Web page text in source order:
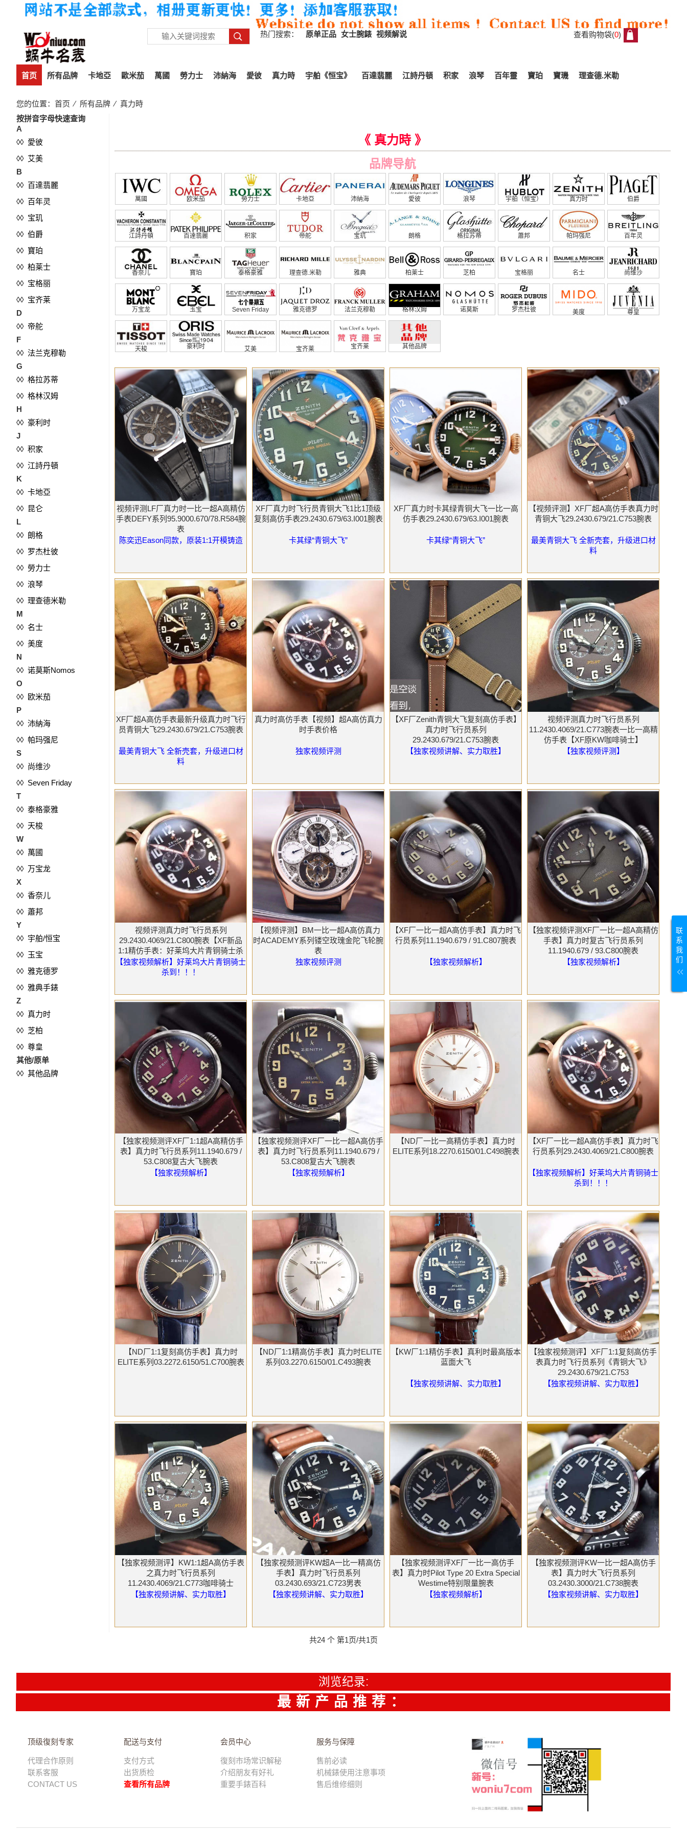
热门搜索： 原单正品 女士腕錶 视频解说 查看购物袋(0)
首页 所有品牌 卡地亞 歐米茄 萬國 勞力士 沛納海 愛彼 真力時 宇舶《恒宝》 百達翡麗 江詩丹頓 积家 浪琴 百年靈 寶珀 寶璣 理查德.米勒
您的位置： 首页 ⁄ 所有品牌 ⁄ 真力時
按拼音字母快速查询
A
◊◊ 愛彼
◊◊ 艾美
B
◊◊ 百達翡麗
◊◊ 百年灵
◊◊ 宝玑
◊◊ 伯爵
◊◊ 寶珀
◊◊ 柏莱士
◊◊ 宝格丽
◊◊ 宝齐莱
D
◊◊ 帝舵
F
◊◊ 法兰克穆勒
G
◊◊ 格拉苏蒂
◊◊ 格林汉姆
H
◊◊ 豪利时
J
◊◊ 积家
◊◊ 江詩丹頓
K
◊◊ 卡地亞
◊◊ 昆仑
L
◊◊ 朗格
◊◊ 罗杰杜彼
◊◊ 勞力士
◊◊ 浪琴
◊◊ 理查德米勒
M
◊◊ 名士
◊◊ 美度
N
◊◊ 诺莫斯Nomos
O
◊◊ 欧米茄
P
◊◊ 沛納海
◊◊ 帕玛强尼
S
◊◊ 尚维沙
◊◊ Seven Friday
T
◊◊ 泰格豪雅
◊◊ 天梭
W
◊◊ 萬國
◊◊ 万宝龙
X
◊◊ 香奈儿
◊◊ 蕭邦
Y
◊◊ 宇舶/恒宝
◊◊ 玉宝
◊◊ 雅克德罗
◊◊ 雅典手錶
Z
◊◊ 真力时
◊◊ 芝柏
◊◊ 尊皇
其他/原单
◊◊ 其他品牌
《 真力時 》
品牌导航
萬國 欧米茄 勞力士 卡地亞 沛納海 愛彼 浪琴 宇舶（恒宝） 真力时 伯爵
江詩丹頓 百達翡麗 积家 帝舵 宝玑 朗格 格拉苏蒂 蕭邦 帕玛强尼 百年灵
香奈儿 寶珀 泰格豪雅 理查德.米勒 雅典 柏莱士 芝柏 宝格丽 名士 尚维沙
万宝龙 玉宝 Seven Friday 雅克德罗 法兰克穆勒 格林汉姆 诺莫斯 罗杰杜彼 美度 尊皇
天梭 豪利时 艾美 宝齐莱 宝齐莱 其他品牌
视频评测LF厂真力时一比一超A高精仿
手表DEFY系列95.9000.670/78.R584腕
表
陈奕迅Eason同款，原装1:1开模铸造
XF厂真力时飞行员青铜大飞1比1顶级
复刻高仿手表29.2430.679/63.I001腕表
卡其绿“青铜大飞”
XF厂真力时卡其绿青铜大飞一比一高
仿手表29.2430.679/63.I001腕表
卡其绿“青铜大飞”
【视频评测】XF厂超A高仿手表真力时
青铜大飞29.2430.679/21.C753腕表
最美青铜大飞 全新壳套，升级进口材
料
XF厂超A高仿手表最新升级真力时飞行
员青铜大飞29.2430.679/21.C753腕表
最美青铜大飞 全新壳套，升级进口材
料
真力时高仿手表【视频】超A高仿真力
时手表价格
独家视频评测
【XF厂Zenith青铜大飞复刻高仿手表】
真力时飞行员系列
29.2430.679/21.C753腕表
【独家视频讲解、实力取胜】
视频评测真力时飞行员系列
11.2430.4069/21.C773腕表一比一高精
仿手表【XF原KW咖啡骑士】
【独家视频评测】
视频评测真力时飞行员系列
29.2430.4069/21.C800腕表【XF新品
1:1精仿手表：好莱坞大片青铜骑士杀
到】
【独家视频解析】好莱坞大片青铜骑士
杀到！！！
【视频评测】BM一比一超A高仿真力
时ACADEMY系列镂空玫瑰金陀飞轮腕
表
独家视频评测
【XF厂一比一超A高仿手表】真力时飞
行员系列11.1940.679 / 91.C807腕表
【独家视频解析】
【独家视频评测XF厂一比一超A高精仿
手表】真力时复古飞行员系列
11.1940.679 / 93.C800腕表
【独家视频解析】
【独家视频测评XF厂1:1超A高精仿手
表】真力时飞行员系列11.1940.679 /
53.C808复古大飞腕表
【独家视频解析】
【独家视频测评XF厂一比一超A高仿手
表】真力时飞行员系列11.1940.679 /
53.C808复古大飞腕表
【独家视频解析】
【ND厂一比一高精仿手表】真力时
ELITE系列18.2270.6150/01.C498腕表
【XF厂一比一超A高仿手表】真力时飞
行员系列29.2430.4069/21.C800腕表
【独家视频解析】好莱坞大片青铜骑士
杀到！！！
【ND厂1:1复刻高仿手表】真力时
ELITE系列03.2272.6150/51.C700腕表
【ND厂1:1精高仿手表】真力时ELITE
系列03.2270.6150/01.C493腕表
【KW厂1:1精仿手表】真利时最高版本
蓝面大飞
【独家视频讲解、实力取胜】
【独家视频测评】XF厂1:1复刻高仿手
表真力时飞行员系列《青铜大飞》
29.2430.679/21.C753
【独家视频讲解、实力取胜】
【独家视频测评】KW1:1超A高仿手表
之真力时飞行员系列
11.2430.4069/21.C773咖啡骑士
【独家视频讲解、实力取胜】
【独家视频测评KW超A一比一精高仿
手表】真力时飞行员系列
03.2430.693/21.C723男表
【独家视频讲解、实力取胜】
【独家视频测评XF厂一比一高仿手
表】真力时Pilot Type 20 Extra Special
Westime特别限量腕表
【独家视频解析】
【独家视频测评KW一比一超A高仿手
表】真力时大飞行员系列
03.2430.3000/21.C738腕表
【独家视频讲解、实力取胜】
共24 个 第1页/共1页
浏览纪录:
最新产品推荐：
顶级復刻专家
代理合作原则
联系客服
CONTACT US
配送与支付
支付方式
出货质检
查看所有品牌
会员中心
復刻市场常识解秘
介绍朋友有好礼
重要手錶百科
服务与保障
售前必读
机械錶使用注意事项
售后维修细则
联
系
我
们